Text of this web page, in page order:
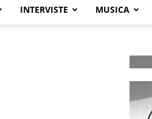
INTERVISTE MUSICA